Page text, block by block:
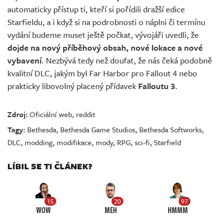
automaticky přístup ti, kteří si pořídili dražší edice
Starfieldu, a i když si na podrobnosti o náplni či termínu
vydání budeme muset ještě počkat, vývojáři uvedli, že
dojde na nový příběhový obsah, nové lokace a nové
vybavení. Nezbývá tedy než doufat, že nás čeká podobně
kvalitní DLC, jakým byl Far Harbor pro Fallout 4 nebo
prakticky libovolný placený přídavek Falloutu 3.
Zdroj:Oficiální web, reddit
Tagy: Bethesda, Bethesda Game Studios, Bethesda Softworks,
DLC, modding, modifikace, mody, RPG,sci-fi,Starfield
LÍBIL SE TI ČLÁNEK?
15
WOW
20
MEH
97
HMMM